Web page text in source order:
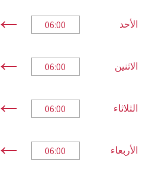
الأحد ←
الاثنين ←
الثلاثاء ←
الأربعاء ←